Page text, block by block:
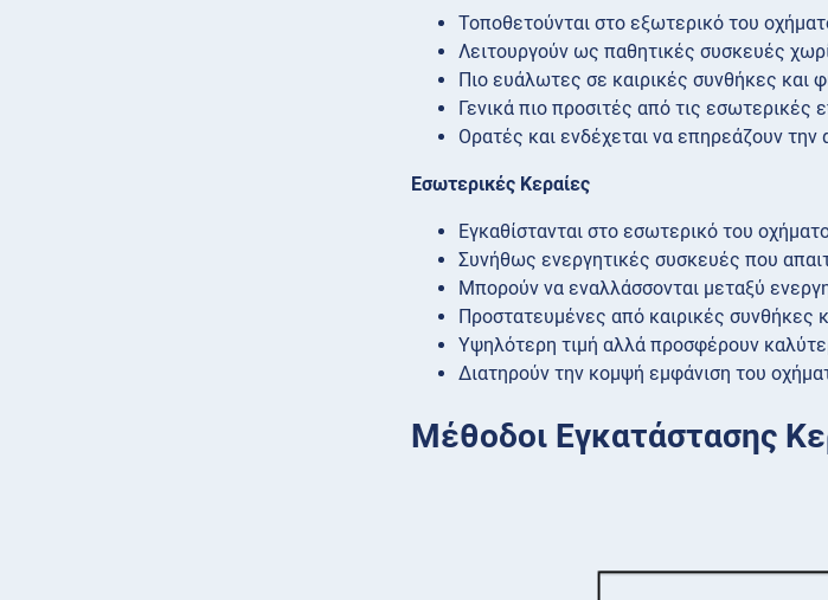
Τοποθετούνται στο εξωτερικό του
Λειτουργούν ως παθητικές συσκευές
Πιο ευάλωτες σε καιρικές συνθήκες και
Γενικά πιο προσιτές από τις εσωτερικές
Ορατές και ενδέχεται να επηρεάζουν την
Εσωτερικές Κεραίες
Εγκαθίστανται στο εσωτερικό του
Συνήθως ενεργητικές συσκευές που
Μπορούν να εναλλάσσονται μεταξύ
Προστατευμένες από καιρικές συνθήκες
Υψηλότερη τιμή αλλά προσφέρουν
Διατηρούν την κομψή εμφάνιση του
Μέθοδοι Εγκατάστασης